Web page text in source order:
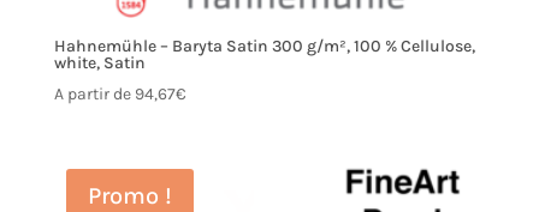
Hahnemühle – Baryta Satin 300 g/m², 100 % Cellulose,
white, Satin
A partir de 94,67€
Promo !